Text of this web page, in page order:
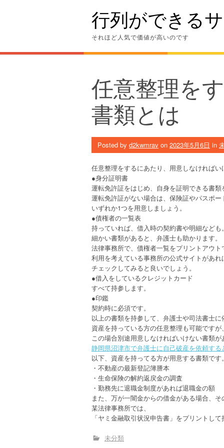
行列ができる
それほど人気で価値が高いのです
任意整理を
書類とは
Posted by d2kwmrav on 2023年5月6日 in
任意整理をするにあたり、用意しなければい
●身分証明書
運転免許証をはじめ、自身を証明できる書類
運転免許証がない場合は、保険証やパスポー
いずれか1つを用意しましょう。
●債権者の一覧表
持っていれば、借入時の契約書や明細なども。
細かい書類があると、弁護士も助かります。
法律事務所で、債権者一覧をプリントアウト
利用を考えている事務所の公式サイトがあれ
チェックしてみると良いでしょう。
●借入をしているクレジットカード
すべて持参します。
●印鑑
契約時に必須です。
以上の書類を持参して、弁護士や司法書士に
資産を持っている方の任意整理も可能ですが、
この場合別途用意しなければいけない書類が
静岡県沼津市で弁護士に自己破産を依頼する
以下、資産を持ってる方が用意する書類です。
・不動産の最新登記簿謄本
・生命保険の解約返戻金の調査
・勤務先に退職金制度があれば退職金の額
また、万が一闇金からの借金がある場合、そ
某法律事務所では、
「ヤミ金融取引状況申告書」をプリントして
未分類